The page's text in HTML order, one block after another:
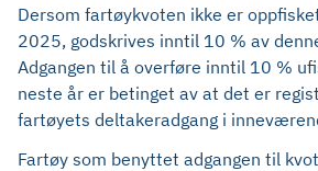
Dersom fartøykvoten ikke er
2025, godskrives inntil 10 % av
Adgangen til å overføre inntil 10 %
neste år er betinget av at det er
fartøyets deltakeradgang i
Fartøy som benyttet adgangen til